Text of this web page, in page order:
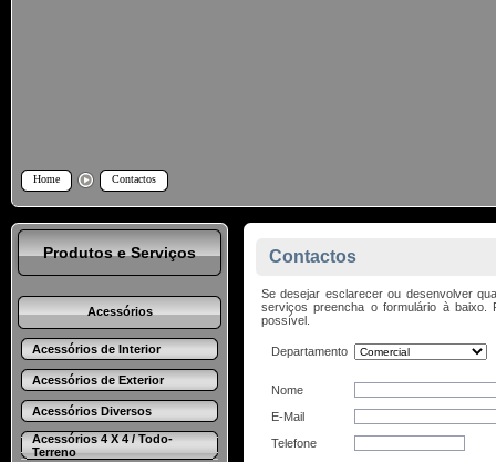
Home Contactos
Produtos e Serviços
Acessórios
Acessórios de Interior
Acessórios de Exterior
Acessórios Diversos
Acessórios 4 X 4 / Todo-
Terreno
Contactos
Se desejar esclarecer ou desenvolver
serviços preencha o formulário à baixo.
possível.
Departamento
Nome
E-Mail
Telefone